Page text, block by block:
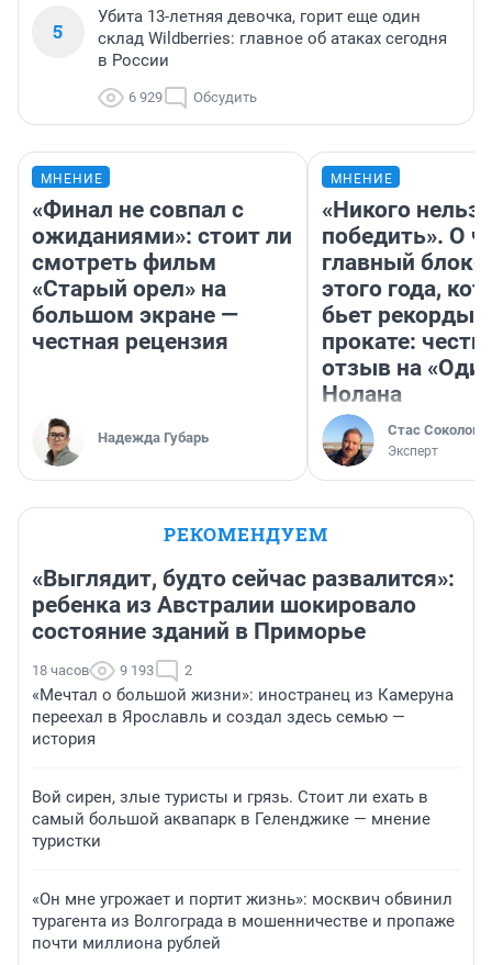
5
Убита 13-летняя девочка, горит еще один
склад Wildberries: главное об атаках сегодня
в России
6 929 Обсудить
МНЕНИЕ
«Финал не совпал с
ожиданиями»: стоит ли
смотреть фильм
«Старый орел» на
большом экране —
честная рецензия
Надежда Губарь
МНЕНИЕ
«Никого нельзя
победить». О
главный
этого года,
бьет рекорды в
прокате:
отзыв на
Нолана
Стас Соколов
Эксперт
РЕКОМЕНДУЕМ
«Выглядит, будто сейчас развалится»:
ребенка из Австралии шокировало
состояние зданий в Приморье
18 часов 9 193 2
«Мечтал о большой жизни»: иностранец из Камеруна
переехал в Ярославль и создал здесь семью —
история
Вой сирен, злые туристы и грязь. Стоит ли ехать в
самый большой аквапарк в Геленджике — мнение
туристки
«Он мне угрожает и портит жизнь»: москвич обвинил
турагента из Волгограда в мошенничестве и пропаже
почти миллиона рублей